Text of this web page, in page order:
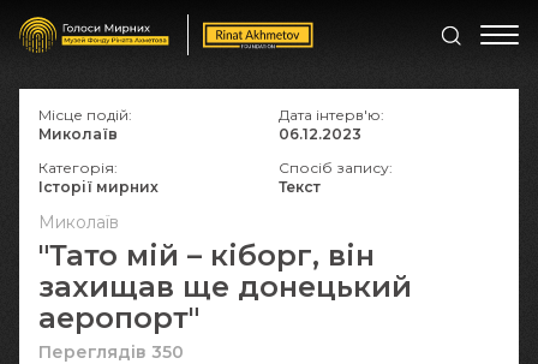
Миколаїв
"Тато мій – кіборг, він
захищав ще донецький
аеропорт"
Переглядів 350
Місце подій:
Миколаїв
Дата інтерв'ю:
06.12.2023
Категорія:
Історії мирних
Спосіб запису:
Текст